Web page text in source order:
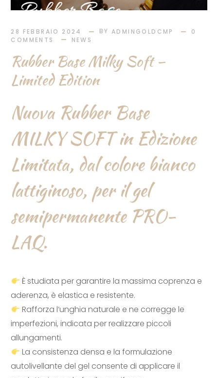
28 FEBBRAIO 2024 BY ADMINGOLDCMP
0
COMMENTS
NEWS
Rubber Base Milky Soft –
Limited Edition
Nuova Rubber Base
MILKY SOFT in Edizione
Limitata, dal colore bianco
lattiginoso, per il gel
semipermanente PRO-
LAQ.
È studiata per garantire la massima coprenza e
aderenza, è elastica e resistente.
Rafforza l’unghia naturale e ne corregge le
imperfezioni, indicata per realizzare piccoli
allungamenti.
La consistenza densa e la formulazione
autolivellante del gel consente di applicare il